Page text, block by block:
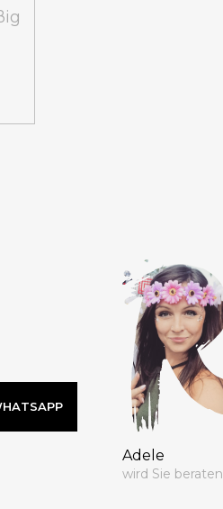
Adele
wird Sie beraten